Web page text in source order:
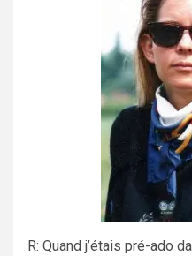
R: Quand j’étais pré-ado